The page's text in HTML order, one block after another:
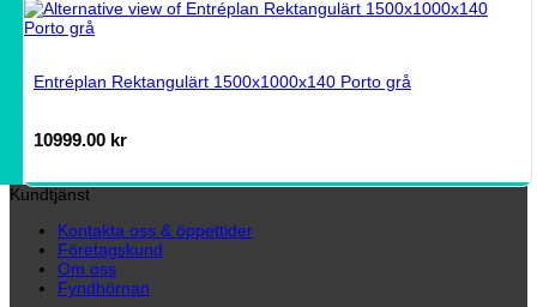
Entréplan Rektangulärt 1500x1000x140 Porto grå
10999.00 kr
Kundtjänst
Kontakta oss & öppettider
Företagskund
Om oss
Fyndhörnan